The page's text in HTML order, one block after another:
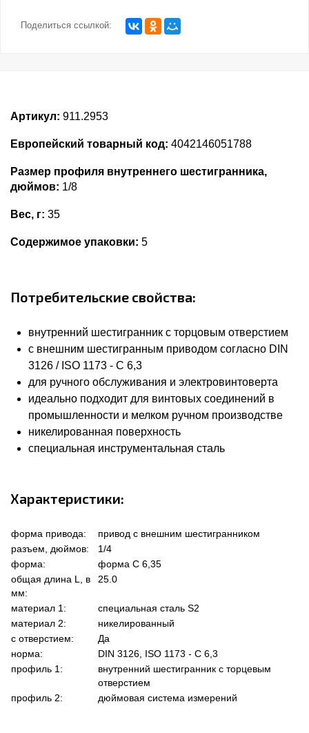
Поделиться ссылкой:
Артикул: 911.2953
Европейский товарный код: 4042146051788
Размер профиля внутреннего шестигранника,
дюймов: 1/8
Вес, г: 35
Содержимое упаковки: 5
Потребительские свойства:
внутренний шестигранник с торцовым отверстием
с внешним шестигранным приводом согласно DIN
3126 / ISO 1173 - C 6,3
для ручного обслуживания и электровинтоверта
идеально подходит для винтовых соединений в
промышленности и мелком ручном производстве
никелированная поверхность
специальная инструментальная сталь
Характеристики:
форма привода:
привод с внешним шестигранником
разъем, дюймов:
1/4
форма:
форма C 6,35
общая длина L, в
мм:
25.0
материал 1:
специальная сталь S2
материал 2:
никелированный
с отверстием:
Да
норма:
DIN 3126, ISO 1173 - C 6,3
профиль 1:
внутренний шестигранник с торцевым
отверстием
профиль 2:
дюймовая система измерений